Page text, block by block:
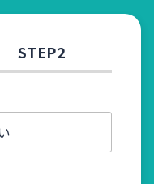
STEP2